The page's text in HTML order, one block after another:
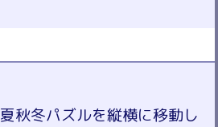
秋冬パズルを縦横に移動し